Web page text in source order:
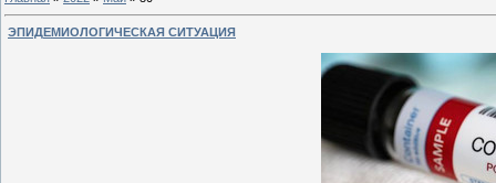
ЭПИДЕМИОЛОГИЧЕСКАЯ СИТУАЦИЯ